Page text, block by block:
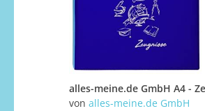
von alles-meine.de GmbH